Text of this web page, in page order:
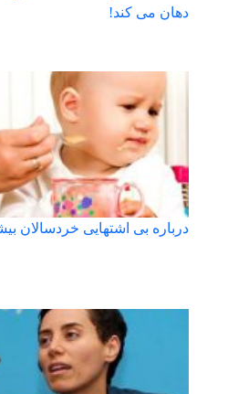
دهان می کند!
درباره بی اشتهایی خردسالان